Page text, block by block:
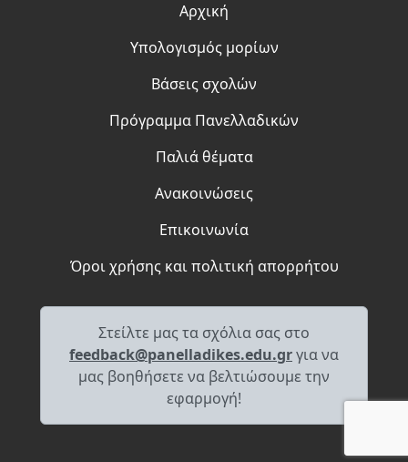
Αρχική
Υπολογισμός μορίων
Βάσεις σχολών
Πρόγραμμα Πανελλαδικών
Παλιά θέματα
Ανακοινώσεις
Επικοινωνία
Όροι χρήσης και πολιτική απορρήτου
Στείλτε μας τα σχόλια σας στο
feedback@panelladikes.edu.grγια να
μας βοηθήσετε να βελτιώσουμε την
εφαρμογή!